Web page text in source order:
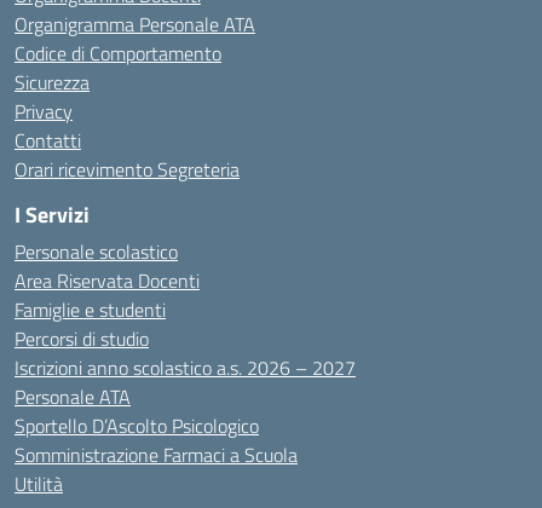
Organigramma Personale ATA
Codice di Comportamento
Sicurezza
Privacy
Contatti
Orari ricevimento Segreteria
I Servizi
Personale scolastico
Area Riservata Docenti
Famiglie e studenti
Percorsi di studio
Iscrizioni anno scolastico a.s. 2026 – 2027
Personale ATA
Sportello D’Ascolto Psicologico
Somministrazione Farmaci a Scuola
Utilità